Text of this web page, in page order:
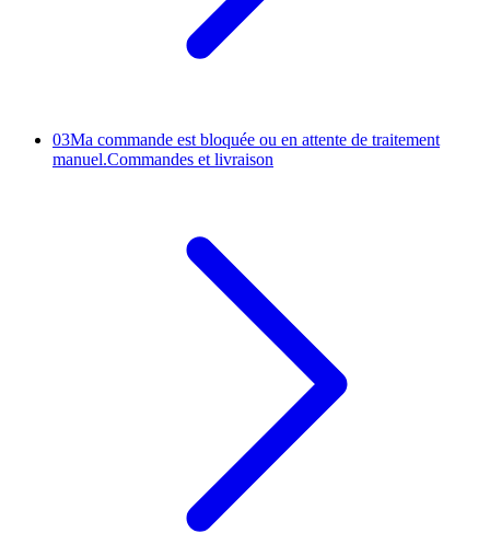
03Ma commande est bloquée ou en attente de traitement
manuel.Commandes et livraison